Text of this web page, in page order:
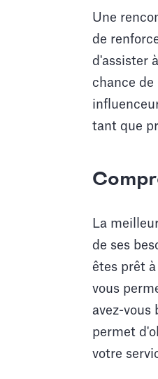
Une
de
d'assister
chance
tant que
La
de ses
êtes prêt
vous
avez-vous
permet
votre